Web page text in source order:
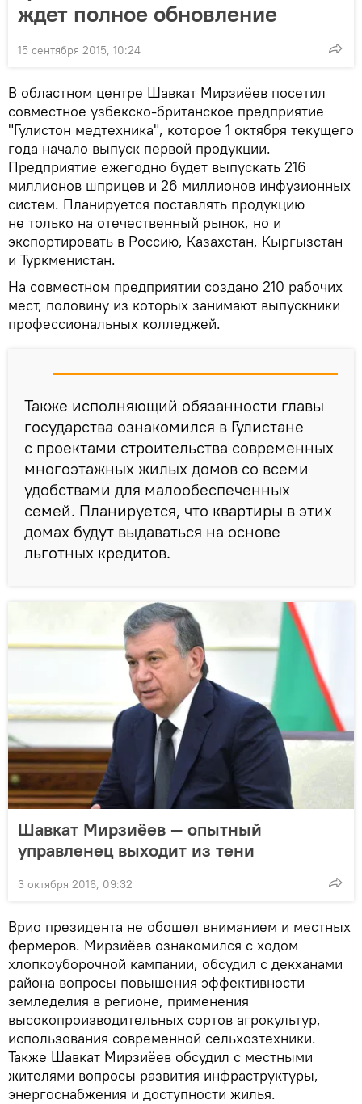
ждет полное обновление
15 сентября 2015, 10:24
В областном центре Шавкат Мирзиёев посетил
совместное узбекско-британское предприятие
"Гулистон медтехника", которое 1 октября текущего
года начало выпуск первой продукции.
Предприятие ежегодно будет выпускать 216
миллионов шприцев и 26 миллионов инфузионных
систем. Планируется поставлять продукцию
не только на отечественный рынок, но и
экспортировать в Россию, Казахстан, Кыргызстан
и Туркменистан.
На совместном предприятии создано 210 рабочих
мест, половину из которых занимают выпускники
профессиональных колледжей.
Также исполняющий обязанности главы
государства ознакомился в Гулистане
с проектами строительства современных
многоэтажных жилых домов со всеми
удобствами для малообеспеченных
семей. Планируется, что квартиры в этих
домах будут выдаваться на основе
льготных кредитов.
Шавкат Мирзиёев — опытный
управленец выходит из тени
3 октября 2016, 09:32
Врио президента не обошел вниманием и местных
фермеров. Мирзиёев ознакомился с ходом
хлопкоуборочной кампании, обсудил с декханами
района вопросы повышения эффективности
земледелия в регионе, применения
высокопроизводительных сортов агрокультур,
использования современной сельхозтехники.
Также Шавкат Мирзиёев обсудил с местными
жителями вопросы развития инфраструктуры,
энергоснабжения и доступности жилья.